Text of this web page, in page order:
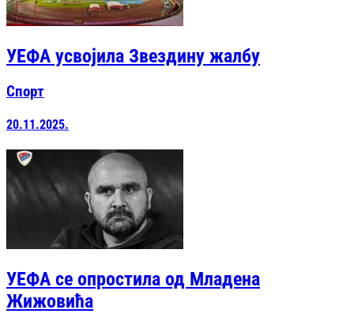
УЕФА усвојила Звездину жалбу
Спорт
20.11.2025.
УЕФА се опростила од Младена
Жижовића